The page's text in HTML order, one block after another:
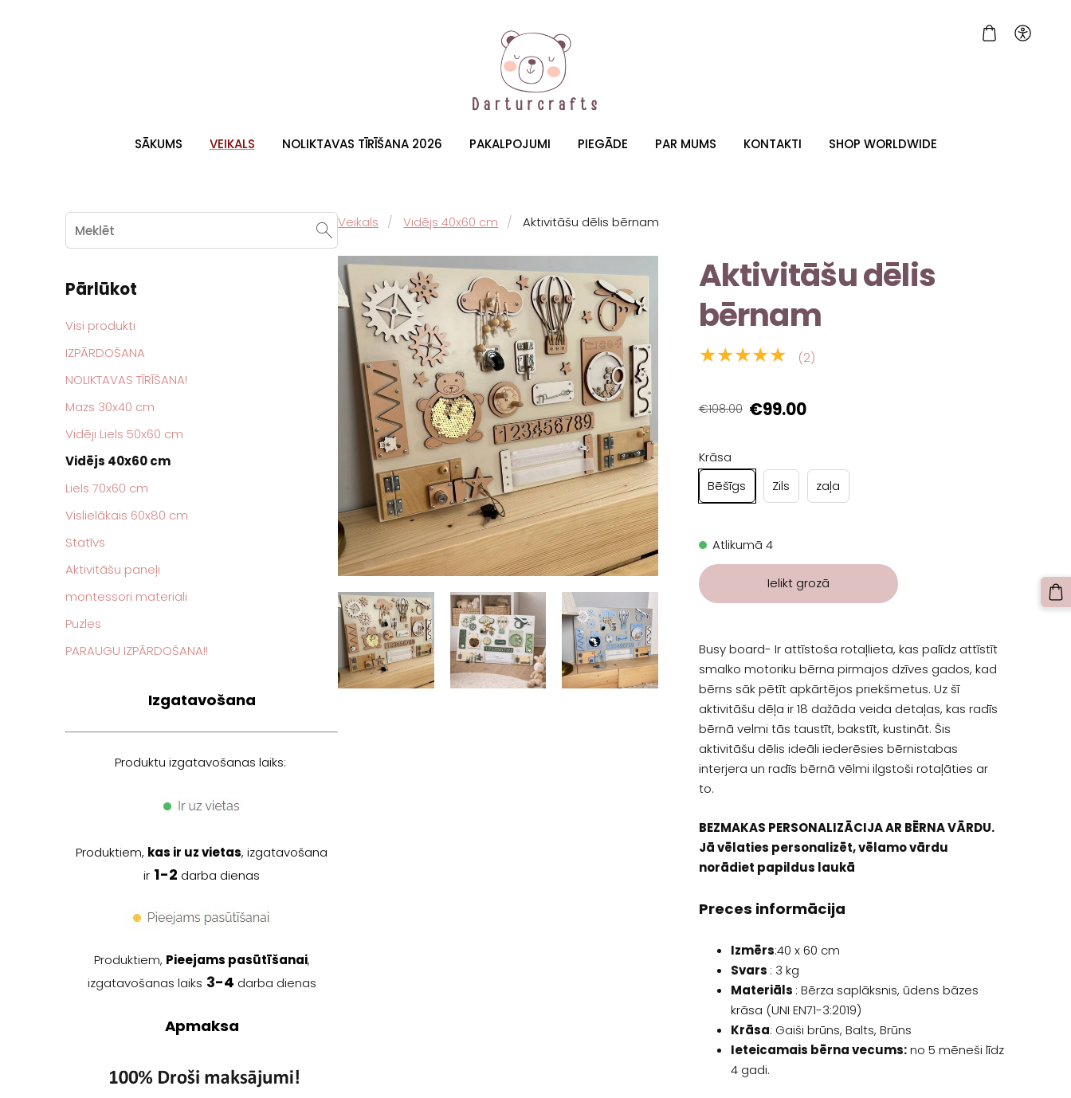
SĀKUMS VEIKALS NOLIKTAVAS TĪRĪŠANA 2026 PAKALPOJUMI PIEGĀDE PAR MUMS KONTAKTI SHOP WORLDWIDE
Pārlūkot
Visi produkti
IZPĀRDOŠANA
NOLIKTAVAS TĪRĪŠANA!
Mazs 30x40 cm
Vidēji Liels 50x60 cm
Vidējs 40x60 cm
Liels 70x60 cm
Vislielākais 60x80 cm
Statīvs
Aktivitāšu paneļi
montessori materiali
Puzles
PARAUGU IZPĀRDOŠANA!!
Izgatavošana
Produktu izgatavošanas laiks:
Produktiem, kas ir uz vietas, izgatavošana
ir 1-2 darba dienas
Produktiem, Pieejams pasūtīšanai,
izgatavošanas laiks 3-4 darba dienas
Apmaksa
Veikals Vidējs 40x60 cm Aktivitāšu dēlis bērnam
Aktivitāšu dēlis
bērnam
★★★★★ (2)
€108.00 €99.00
Krāsa
Bēšīgs
Zils zaļa
Atlikumā 4
Ielikt grozā
Busy board- Ir attīstoša rotaļlieta, kas palīdz attīstīt
smalko motoriku bērna pirmajos dzīves gados, kad
bērns sāk pētīt apkārtējos priekšmetus. Uz šī
aktivitāšu dēļa ir 18 dažāda veida detaļas, kas radīs
bērnā velmi tās taustīt, bakstīt, kustināt. Šis
aktivitāšu dēlis ideāli iederēsies bērnistabas
interjera un radīs bērnā vēlmi ilgstoši rotaļāties ar
to.
BEZMAKAS PERSONALIZĀCIJA AR BĒRNA VĀRDU.
Jā vēlaties personalizēt, vēlamo vārdu
norādiet papildus laukā
Preces informācija
Izmērs:40 x 60 cm
Svars : 3 kg
Materiāls : Bērza saplāksnis, ūdens bāzes
krāsa (UNI EN71-3:2019)
Krāsa: Gaiši brūns, Balts, Brūns
Ieteicamais bērna vecums:no 5 mēneši līdz
4 gadi.